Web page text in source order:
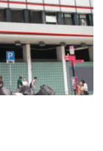
Bureaux
Local
Commercial
Partagé